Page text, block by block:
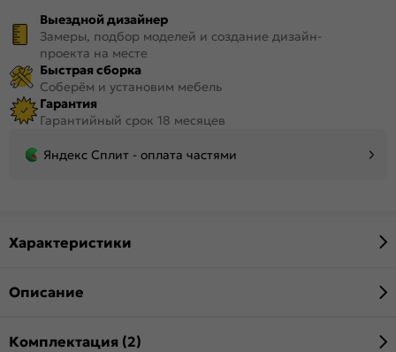
Выездной дизайнер
Замеры, подбор моделей и создание дизайн-
проекта на месте
Быстрая сборка
Соберём и установим мебель
Гарантия
Гарантийный срок 18 месяцев
Яндекс Сплит - оплата частями
Характеристики
Описание
Комплектация (2)